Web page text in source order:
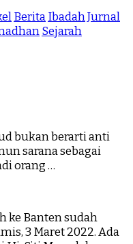
BeritaIbadahJurnal
Sejarah
bukan berarti anti
sarana sebagai
orang …
ke Banten sudah
3 Maret 2022. Ada